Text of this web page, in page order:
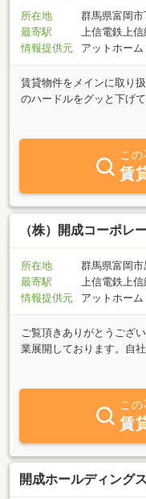
所在地
群馬県富岡市
最寄駅
上信電鉄上信
情報提供元
アットホーム
賃貸物件をメインに取り
のハードルをグッと下げ
す！家の建て替えの間に
こ
賃
（株）開成コーポレ
所在地
群馬県富岡市
最寄駅
上信電鉄上
情報提供元
アットホーム
ご覧頂きありがとうござ
業展開しております。自
介、事業用収益物件の売
き、実績もございますの
の対応として「土地付新
なんと土地建物で月々返
くございます。なお土地
棟売りマンション・アパ
です）不動産に関する様
こ
賃
開成ホールディングス